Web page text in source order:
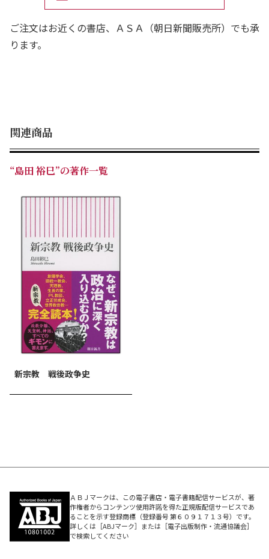
【第2章】嘘も方便
法華経と方便/釈迦の真実の教え/最澄の野心/嘘を許さな
のための異端審問 etc.
【第4章】親孝行とは嘘をつくことなり
す」/ついてもかまわない嘘 etc.
【第5章】嘘を許さないキリスト教の仕組み
原罪の観念と告解/告解と贖罪の相関性/告解すれば赦され
る/嘘をつかせない仕組み etc.
【第6章】アッラーはすべてを許し給う
商取引で説く聖典/嘘に対する厳罰/信仰誕生の必然性/ル
ールとしての嘘 etc.
【第7章】カントは嘘を革命した
【第9章】よろずのこと、みなもって、そらごとたわご
と
人を感動させる嘘/無常の憂き世/親鸞のことば/世俗の嘘
ご注文はお近くの書店、ＡＳＡ（朝日新聞販売所）でも承
ります。
関連商品
“島田 裕巳”の著作一覧
新宗教 戦後政争史
ＡＢＪマークは、この電子書店・電子書籍配信サービスが、著
作権者からコンテンツ使用許諾を得た正規版配信サービスであ
ることを示す登録商標（登録番号 第６０９１７１３号）です。
詳しくは［ABJマーク］または［電子出版制作・流通協議会］
で検索してください